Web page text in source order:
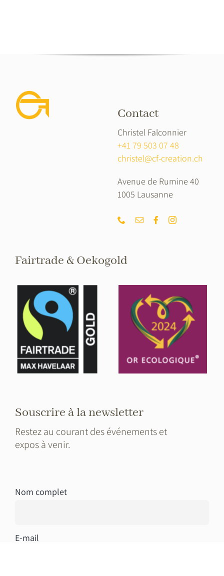
Contact
Christel Falconnier
+41 79 503 07 48
christel@cf-creation.ch
Avenue de Rumine 40
1005 Lausanne
Fairtrade & Oekogold
Souscrire à la newsletter
Restez au courant des événements et
expos à venir.
Nom complet
E-mail